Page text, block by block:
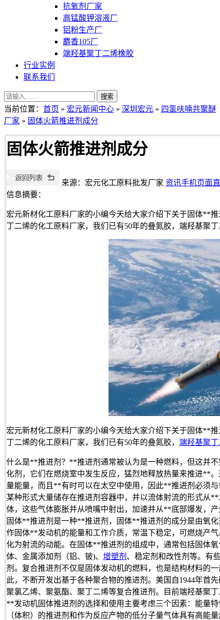
抗氧剂厂家
高锰酸钾溶液厂
铝粉生产厂
麝香105厂
端羟基聚丁二烯橡胶
行业实例
联系我们
当前位置： 首页 » 宏元新闻中心 » 深圳宏元 » 四氢呋喃共聚醚
厂家 » 固体火箭推进剂成分
固体火箭推进剂成分
来源：宏元化工原料批发厂家 资讯手机页面
信息摘要：
宏元新材化工原料厂家的小编今天给大家介绍下关于固体**
丁二烯的化工原料厂家，我们已有50年的叠氮胶，端羟基聚
宏元新材化工原料厂家的小编今天给大家介绍下关于固体**
丁二烯的化工原料厂家，我们已有50年的叠氮胶， 端羟基聚
什么是**推进剂？**推进剂通常被认为是一种燃料，但这并
化剂，它们在燃烧室中发生反应，猛烈地释放热量来推进**
量能量，而且**有时可以在太空中使用，因此**推进剂必须
某种形式大量储存在推进剂容器中，并以流体射流的形式从
体，这些气体膨胀并从喷嘴中射出，加速并从**底部爆发，
固体**推进剂是一种**推进剂，固体**推进剂的成分是由氧
作固体**发动机的能量和工作介质，常温下稳定，可燃烧产
化为射流的动能。在固体**推进剂的组成中，通常包括固体
体、金属添加剂（铝、铍)、 增塑剂 、稳定剂和改性剂等。有
剂。复合推进剂不仅是固体发动机的燃料，也是结构材料的
此，不断开发出基于各种聚合物的推进剂。美国自1944年首
聚氯乙烯、聚氨酯、聚丁二烯等复合推进剂。目前端羟基聚
**发动机固体推进剂的选择和使用主要考虑三个因素：能量
（体积）的推进剂和作为反应产物的低分子量气体具有高能